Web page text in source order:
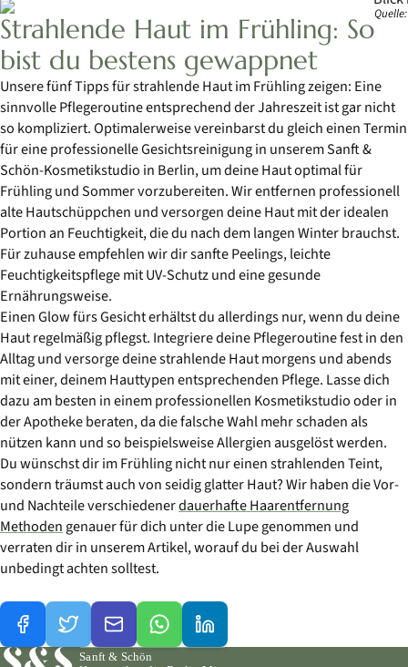
Strahlende Haut im Frühling: So
bist du bestens gewappnet
Unsere fünf Tipps für strahlende Haut im Frühling zeigen: Eine
sinnvolle Pflegeroutine entsprechend der Jahreszeit ist gar nicht
so kompliziert. Optimalerweise vereinbarst du gleich einen Termin
für eine professionelle Gesichtsreinigung in unserem Sanft &
Schön-Kosmetikstudio in Berlin, um deine Haut optimal für
Frühling und Sommer vorzubereiten. Wir entfernen professionell
alte Hautschüppchen und versorgen deine Haut mit der idealen
Portion an Feuchtigkeit, die du nach dem langen Winter brauchst.
Für zuhause empfehlen wir dir sanfte Peelings, leichte
Feuchtigkeitspflege mit UV-Schutz und eine gesunde
Ernährungsweise.
Einen Glow fürs Gesicht erhältst du allerdings nur, wenn du deine
Haut regelmäßig pflegst. Integriere deine Pflegeroutine fest in den
Alltag und versorge deine strahlende Haut morgens und abends
mit einer, deinem Hauttypen entsprechenden Pflege. Lasse dich
dazu am besten in einem professionellen Kosmetikstudio oder in
der Apotheke beraten, da die falsche Wahl mehr schaden als
nützen kann und so beispielsweise Allergien ausgelöst werden.
Du wünschst dir im Frühling nicht nur einen strahlenden Teint,
sondern träumst auch von seidig glatter Haut? Wir haben die Vor-
und Nachteile verschiedenerdauerhafte Haarentfernung
Methoden genauer für dich unter die Lupe genommen und
verraten dir in unserem Artikel, worauf du bei der Auswahl
unbedingt achten solltest.